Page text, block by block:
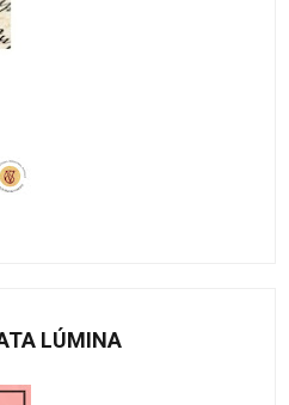
LÚMINA